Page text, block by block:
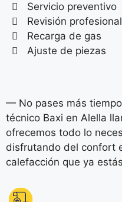
Servicio preventivo
Revisión profesional
Recarga de gas
Ajuste de piezas
— No pases más
técnico Baxi en Alella
ofrecemos todo lo
disfrutando del confort
calefacción que ya